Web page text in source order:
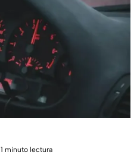
1 minuto lectura